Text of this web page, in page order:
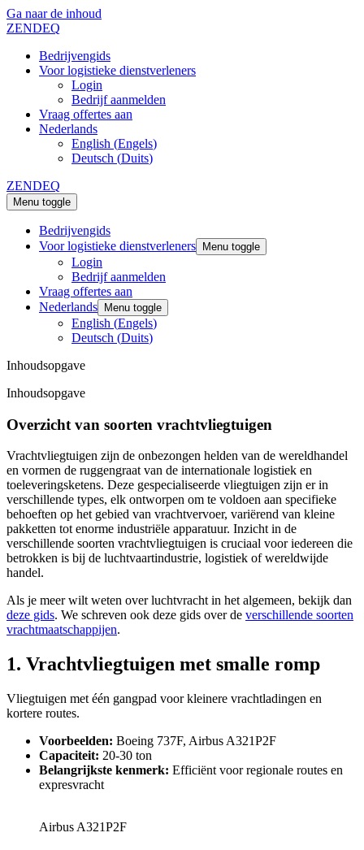
Ga naar de inhoud
ZENDEQ
Bedrijvengids
Voor logistieke dienstverleners
Login
Bedrijf aanmelden
Vraag offertes aan
Nederlands
English (Engels)
Deutsch (Duits)
ZENDEQ
Menu toggle
Bedrijvengids
Voor logistieke dienstverleners
Menu toggle
Login
Bedrijf aanmelden
Vraag offertes aan
Nederlands
Menu toggle
English (Engels)
Deutsch (Duits)
Inhoudsopgave
Inhoudsopgave
Overzicht van soorten vrachtvliegtuigen
Vrachtvliegtuigen zijn de onbezongen helden van de wereldhandel
en vormen de ruggengraat van de internationale logistiek en
toeleveringsketens. Deze gespecialiseerde vliegtuigen zijn er in
verschillende types, elk ontworpen om te voldoen aan specifieke
behoeften op het gebied van vrachtvervoer, variërend van kleine
pakketten tot enorme industriële apparatuur. Inzicht in de
verschillende soorten vrachtvliegtuigen is cruciaal voor iedereen die
betrokken is bij de luchtvaartindustrie, logistiek of wereldwijde
handel.
Als je meer wilt weten over luchtvracht in het algemeen, bekijk dan
deze gids. We schreven ook deze gids over de verschillende soorten
vrachtmaatschappijen.
1. Vrachtvliegtuigen met smalle romp
Vliegtuigen met één gangpad voor kleinere vrachtladingen en
kortere routes.
Voorbeelden: Boeing 737F, Airbus A321P2F
Capaciteit: 20-30 ton
Belangrijkste kenmerk: Efficiënt voor regionale routes en
expresvracht
Airbus A321P2F